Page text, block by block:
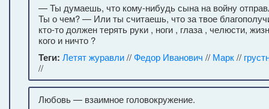
— Ты думаешь, что кому-нибудь сына на войну
Ты о чем? — Или ты считаешь, что за твое
кто-то должен терять руки , ноги , глаза , челюсти,
кого и ничто ?
Теги: Летят журавли//Федор Иванович // Марк//
//
Любовь — взаимное головокружение.